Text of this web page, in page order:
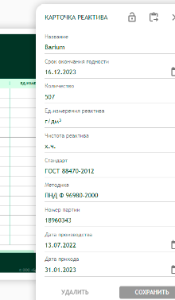
лаборатории помогло
остатков
часов. Сейчас